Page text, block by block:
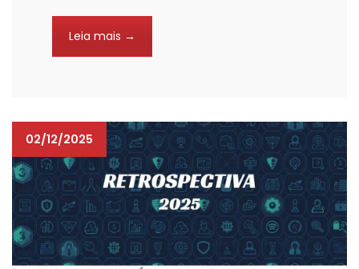
Leia mais →
02/12/2025